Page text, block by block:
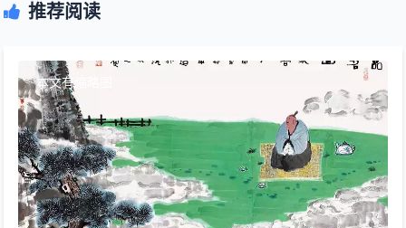
推荐阅读
本文有缩略图